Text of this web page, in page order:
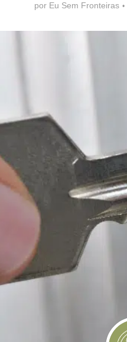
por Eu Sem Fronteiras